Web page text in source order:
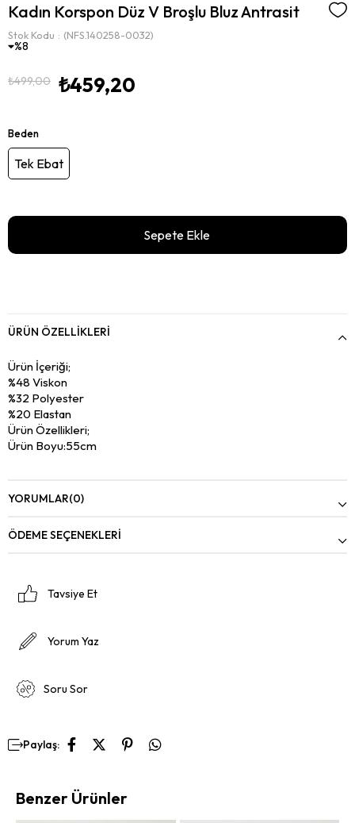
Kadın Korspon Düz V Broşlu Bluz Antrasit
Stok Kodu (NFS.140258-0032)
8
₺499,00 ₺459,20
Beden
Tek Ebat
ÜRÜN ÖZELLIKLERI
Ürün İçeriği;
%48 Viskon
%32 Polyester
%20 Elastan
Ürün Özellikleri;
Ürün Boyu:55cm
Manken Ölçüsü: Boy:178 Kilo:55
YORUMLAR(0)
ÖDEME SEÇENEKLERI
Tavsiye Et
Yorum Yaz
Soru Sor
Paylaş:
Benzer Ürünler